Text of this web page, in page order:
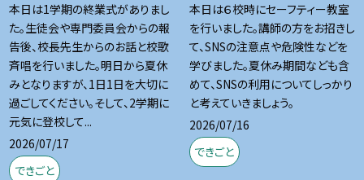
本日は1学期の終業式がありまし
た。生徒会や専門委員会からの報
告後、校長先生からのお話と校歌
斉唱を行いました。明日から夏休
みとなりますが、1日1日を大切に
過ごしてください。そして、2学期に
元気に登校して...
2026/07/17
できごと
本日は６校時にセーフティー教室
を行いました。講師の方をお招きし
て、SNSの注意点や危険性などを
学びました。夏休み期間なども含
めて、SNSの利用についてしっかり
と考えていきましょう。
2026/07/16
できごと